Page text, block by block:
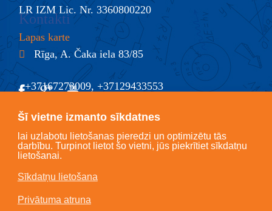
Šī vietne izmanto sīkdatnes
lai uzlabotu lietošanas pieredzi un optimizētu tās
darbību. Turpinot lietot šo vietni, jūs piekrītiet sīkdatņu
lietošanai.
Sīkdatņu lietošana
Privātuma atruna
LR IZM Lic. Nr. 3360800220
Lapas karte
Kontakti
Rīga, A. Čaka iela 83/85
+37167273009, +37129433553
@ info@lando.lv
Copyright © LANDO 2018, All Rights Reserved.